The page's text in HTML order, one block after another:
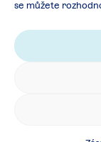
se můžete
Zásady